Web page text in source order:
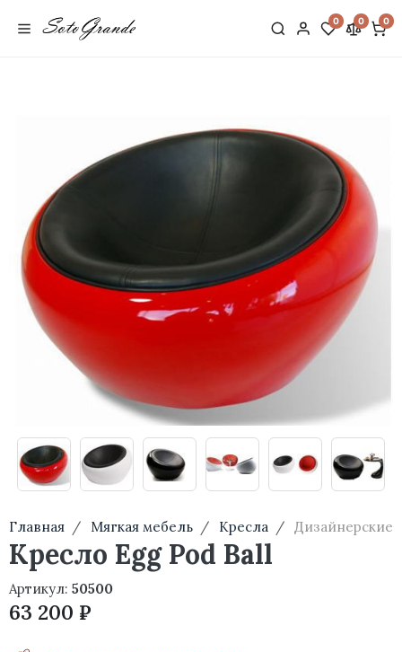
0 0 0
Главная Мягкая мебель Кресла Дизайнерские
Кресло Egg Pod Ball
Артикул: 50500
63 200 ₽